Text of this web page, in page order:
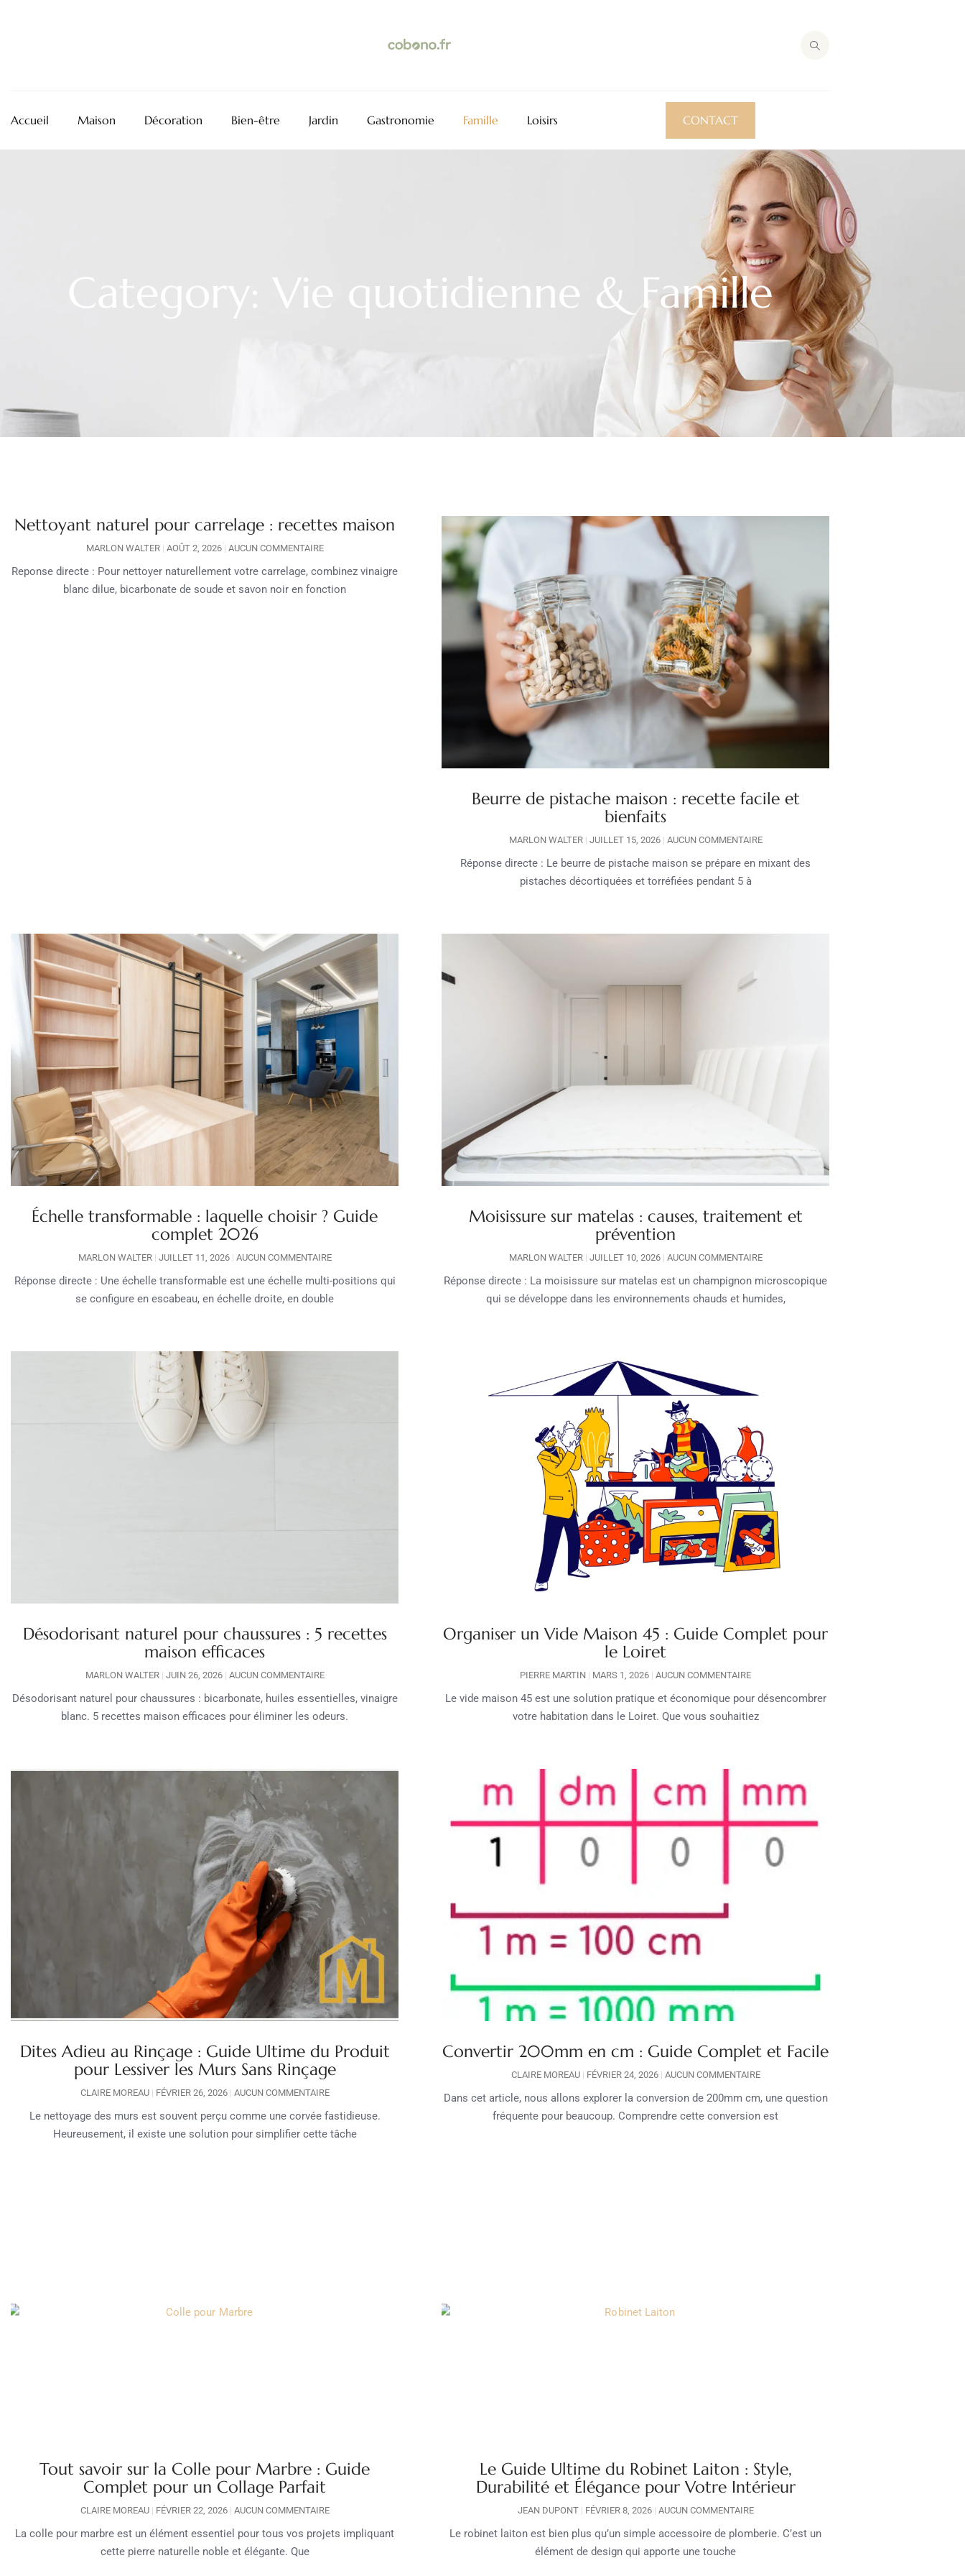
Accueil Maison Décoration Bien-être Jardin Gastronomie Famille Loisirs CONTACT
Category: Vie quotidienne & Famille
Nettoyant naturel pour carrelage : recettes maison
MARLON WALTER AOÛT 2, 2026 AUCUN COMMENTAIRE
Reponse directe : Pour nettoyer naturellement votre carrelage, combinez vinaigre
blanc dilue, bicarbonate de soude et savon noir en fonction
Beurre de pistache maison : recette facile et
bienfaits
MARLON WALTER JUILLET 15, 2026 AUCUN COMMENTAIRE
Réponse directe : Le beurre de pistache maison se prépare en mixant des
pistaches décortiquées et torréfiées pendant 5 à
Échelle transformable : laquelle choisir ? Guide
complet 2026
MARLON WALTER JUILLET 11, 2026 AUCUN COMMENTAIRE
Réponse directe : Une échelle transformable est une échelle multi-positions qui
se configure en escabeau, en échelle droite, en double
Moisissure sur matelas : causes, traitement et
prévention
MARLON WALTER JUILLET 10, 2026 AUCUN COMMENTAIRE
Réponse directe : La moisissure sur matelas est un champignon microscopique
qui se développe dans les environnements chauds et humides,
Désodorisant naturel pour chaussures : 5 recettes
maison efficaces
MARLON WALTER JUIN 26, 2026 AUCUN COMMENTAIRE
Désodorisant naturel pour chaussures : bicarbonate, huiles essentielles, vinaigre
blanc. 5 recettes maison efficaces pour éliminer les odeurs.
Organiser un Vide Maison 45 : Guide Complet pour
le Loiret
PIERRE MARTIN MARS 1, 2026 AUCUN COMMENTAIRE
Le vide maison 45 est une solution pratique et économique pour désencombrer
votre habitation dans le Loiret. Que vous souhaitiez
Dites Adieu au Rinçage : Guide Ultime du Produit
pour Lessiver les Murs Sans Rinçage
CLAIRE MOREAU FÉVRIER 26, 2026 AUCUN COMMENTAIRE
Le nettoyage des murs est souvent perçu comme une corvée fastidieuse.
Heureusement, il existe une solution pour simplifier cette tâche
Convertir 200mm en cm : Guide Complet et Facile
CLAIRE MOREAU FÉVRIER 24, 2026 AUCUN COMMENTAIRE
Dans cet article, nous allons explorer la conversion de 200mm cm, une question
fréquente pour beaucoup. Comprendre cette conversion est
Tout savoir sur la Colle pour Marbre : Guide
Complet pour un Collage Parfait
CLAIRE MOREAU FÉVRIER 22, 2026 AUCUN COMMENTAIRE
La colle pour marbre est un élément essentiel pour tous vos projets impliquant
cette pierre naturelle noble et élégante. Que
Le Guide Ultime du Robinet Laiton : Style,
Durabilité et Élégance pour Votre Intérieur
JEAN DUPONT FÉVRIER 8, 2026 AUCUN COMMENTAIRE
Le robinet laiton est bien plus qu’un simple accessoire de plomberie. C’est un
élément de design qui apporte une touche